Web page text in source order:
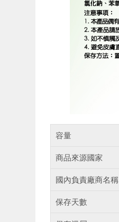
容量
商品來源國家
國內負責廠商名稱
保存天數